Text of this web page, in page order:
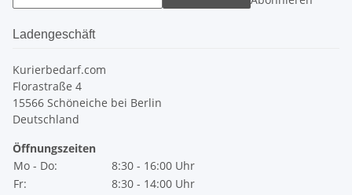
Ladengeschäft
Kurierbedarf.com
Florastraße 4
15566 Schöneiche bei Berlin
Deutschland
Öffnungszeiten
Mo - Do:
8:30 - 16:00 Uhr
Fr:
8:30 - 14:00 Uhr